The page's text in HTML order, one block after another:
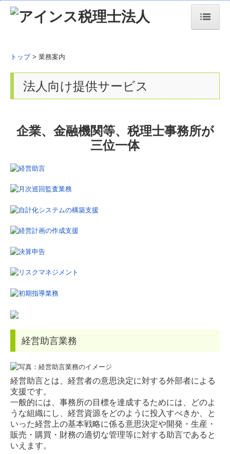
事務所紹介
当事務所の特長
認定支援機関・事業承継・M&A
税理士でお困りの方
求める人物像
募集要項
先輩の声
研修制度
監査担当者の1日
トップ> 業務案内
法人向け提供サービス
企業、金融機関等、税理士事務所が
三位一体
経営助言業務
経営助言とは、経営者の意思決定に対する外部者による
支援です。
一般的には、事務所の目標を達成するためには、どのよ
うな組織にし、経営資源をどのように投入すべきか、と
いった経営上の基本戦略に係る意思決定や開発・生産・
販売・購買・財務の適切な管理等に対する助言であると
いえます。